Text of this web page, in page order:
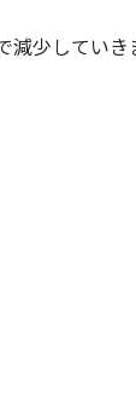
減少してい